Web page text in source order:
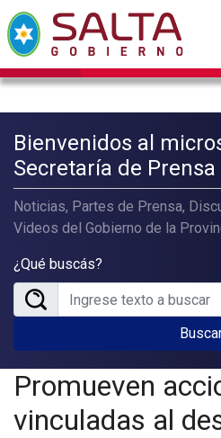
Bienvenidos al
Secretaría de
Noticias, Partes de Prensa,
Videos del Gobierno de la
¿Qué buscás?
Promueven
vinculadas al